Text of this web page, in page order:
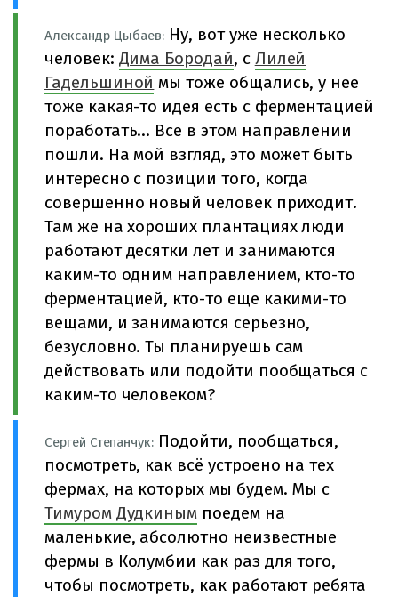
Александр Цыбаев: Ну, вот уже несколько
человек: Дима Бородай, с Лилей
Гадельшиной мы тоже общались, у нее
тоже какая-то идея есть с ферментацией
поработать… Все в этом направлении
пошли. На мой взгляд, это может быть
интересно с позиции того, когда
совершенно новый человек приходит.
Там же на хороших плантациях люди
работают десятки лет и занимаются
каким-то одним направлением, кто-то
ферментацией, кто-то еще какими-то
вещами, и занимаются серьезно,
безусловно. Ты планируешь сам
действовать или подойти пообщаться с
каким-то человеком?
Сергей Степанчук: Подойти, пообщаться,
посмотреть, как всё устроено на тех
фермах, на которых мы будем. Мы с
Тимуром Дудкиным поедем на
маленькие, абсолютно неизвестные
фермы в Колумбии как раз для того,
чтобы посмотреть, как работают ребята